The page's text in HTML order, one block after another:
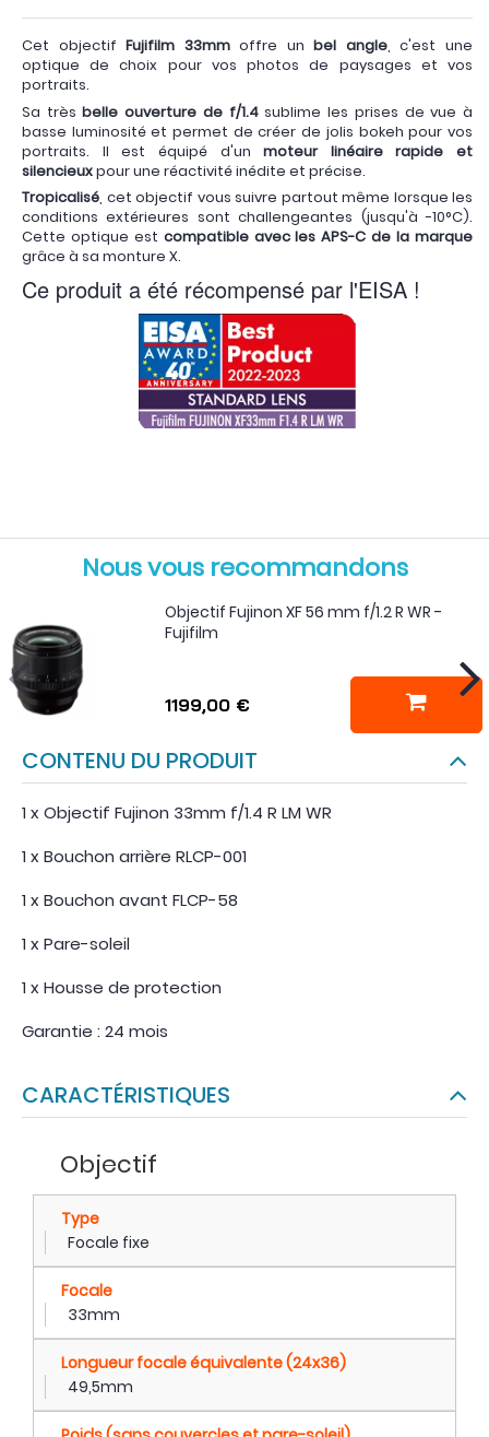
Cet objectifFujifilm 33mmoffre unbel angle, c'est une
optique de choix pour vos photos de paysages et vos
portraits.
Sa trèsbelle ouverture de f/1.4sublime les prises de vue à
basse luminosité et permet de créer de jolis bokeh pour vos
portraits. Il est équipé d'unmoteur linéaire rapide et
silencieuxpour une réactivité inédite et précise.
Tropicalisé, cet objectif vous suivre partout même lorsque les
conditions extérieures sont challengeantes (jusqu'à -10°C).
Cette optique est compatible avec les APS-C de la marque
grâce à sa monture X.
Ce produit a été récompensé par l'EISA !
Nous vous recommandons
Objectif Fujinon XF 56 mm f/1.2 R WR -
Fujifilm
1199,00 €
CONTENU DU PRODUIT
1 x Objectif Fujinon 33mm f/1.4 R LM WR
1 x Bouchon arrière RLCP-001
1 x Bouchon avant FLCP-58
1 x Pare-soleil
1 x Housse de protection
Garantie : 24 mois
CARACTÉRISTIQUES
Objectif
Type
Focale fixe
Focale
33mm
Longueur focale équivalente (24x36)
49,5mm